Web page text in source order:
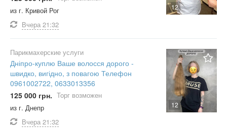
12
из г. Кривой Рог
Вчера 21:32
12
Парикмахерские услуги
Дніпро-куплю Ваше волосся дорого -
швидко, вигідно, з повагою Телефон
0961002722, 0633013356
125 000 грн. Торг возможен
из г. Днепр
Вчера 21:32